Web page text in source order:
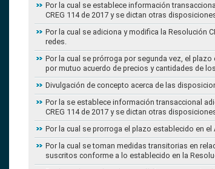
Por la cual se establece información
CREG 114 de 2017 y se dictan otras
Por la cual se adiciona y modifica la Resolución
redes.
Por la cual se prórroga por segunda vez, el
por mutuo acuerdo de precios y cantidades de
Divulgación de concepto acerca de las
Por la se establece información transaccional
CREG 114 de 2017 y se dictan otras
Por la cual se prorroga el plazo establecido en el
Por la cual se toman medidas transitorias en
suscritos conforme a lo establecido en la